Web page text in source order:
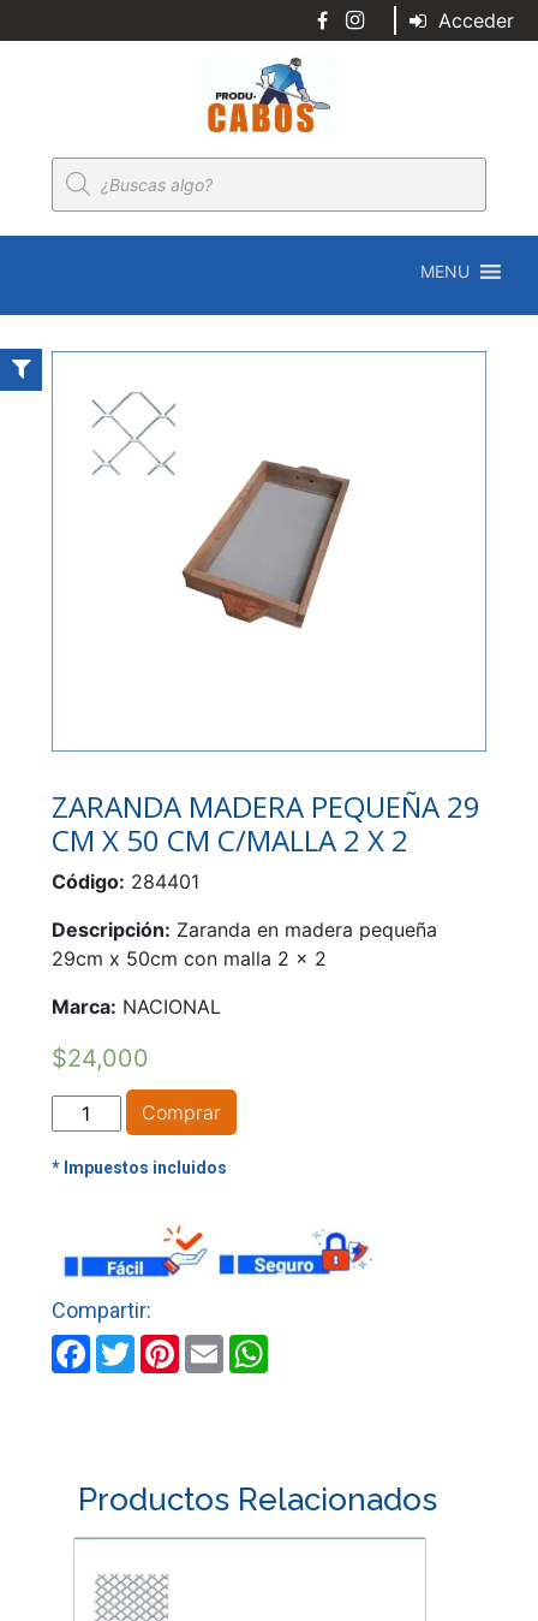
Acceder
Búsqueda
de
productos
MENU
ZARANDA MADERA PEQUEÑA 29
CM X 50 CM C/MALLA 2 X 2
Código: 284401
Descripción: Zaranda en madera pequeña
29cm x 50cm con malla 2 x 2
Marca: NACIONAL
$24,000
ZARANDA
MADERA
PEQUEÑA
50
CM
C/MALLA
2
Comprar
Facebook
TwitterPinterest
EmailWhatsApp
Productos Relacionados